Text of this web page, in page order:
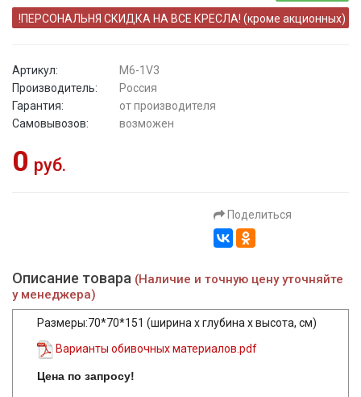
!ПЕРСОНАЛЬНЯ СКИДКА НА ВСЕ КРЕСЛА! (кроме акционных)
Артикул:
M6-1V3
Производитель:
Россия
Гарантия:
от производителя
Самовывозов:
возможен
0 руб.
Поделиться
Описание товара (Наличие и точную цену уточняйте
у менеджера)
Размеры:70*70*151 (ширина х глубина х высота, см)
Варианты обивочных материалов.pdf
Цена по запросу!